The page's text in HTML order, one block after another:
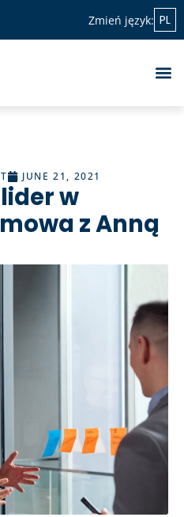
Zmień język: PL
JUNE 21, 2021
w
z Anną